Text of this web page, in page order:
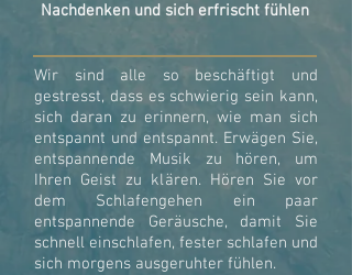
Nachdenken und sich erfrischt fühlen
Wir sind alle so beschäftigt und
gestresst, dass es schwierig sein kann,
sich daran zu erinnern, wie man sich
entspannt und entspannt. Erwägen Sie,
entspannende Musik zu hören, um
Ihren Geist zu klären. Hören Sie vor
dem Schlafengehen ein paar
entspannende Geräusche, damit Sie
schnell einschlafen, fester schlafen und
sich morgens ausgeruhter fühlen.